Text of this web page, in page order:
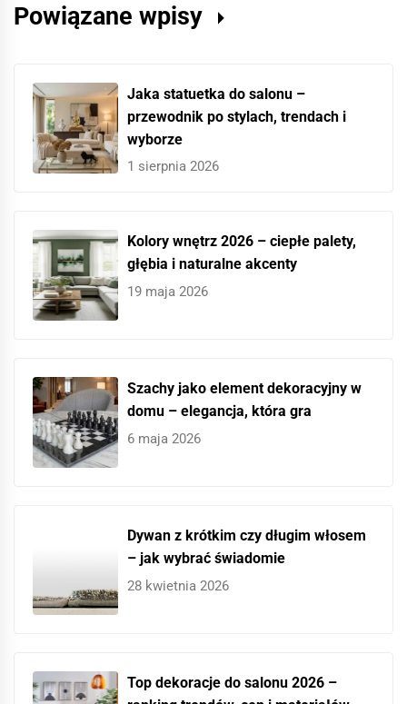
Powiązane wpisy
Jaka statuetka do salonu –
przewodnik po stylach, trendach i
wyborze
1 sierpnia 2026
Kolory wnętrz 2026 – ciepłe palety,
głębia i naturalne akcenty
19 maja 2026
Szachy jako element dekoracyjny w
domu – elegancja, która gra
6 maja 2026
Dywan z krótkim czy długim włosem
– jak wybrać świadomie
28 kwietnia 2026
Top dekoracje do salonu 2026 –